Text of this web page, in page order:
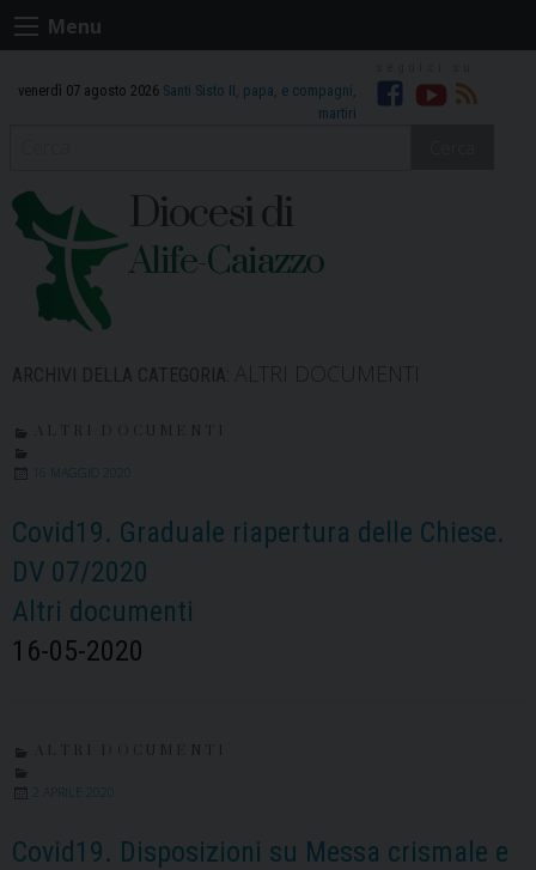
Skip
to
Menu
venerdì 07 agosto 2026 Santi Sisto II, papa, e compagni,
martiri
Facebook
Youtube
RSS
Diocesi di
Alife-Caiazzo
16 MAGGIO 2020
Covid19. Graduale riapertura delle Chiese.
DV 07/2020
Altri documenti
16-05-2020
2 APRILE 2020
Covid19. Disposizioni su Messa crismale e